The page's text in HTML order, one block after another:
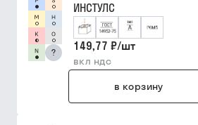
?
ИНСТУЛС
149,77 ₽/шт
вкл ндс
в корзину